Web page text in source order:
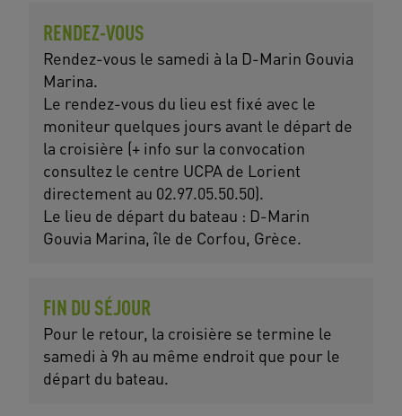
RENDEZ-VOUS
Rendez-vous le samedi à la D-Marin Gouvia
Marina.
Le rendez-vous du lieu est fixé avec le
moniteur quelques jours avant le départ de
la croisière (+ info sur la convocation
consultez le centre UCPA de Lorient
directement au 02.97.05.50.50).
Le lieu de départ du bateau : D-Marin
Gouvia Marina, île de Corfou, Grèce.
FIN DU SÉJOUR
Pour le retour, la croisière se termine le
samedi à 9h au même endroit que pour le
départ du bateau.